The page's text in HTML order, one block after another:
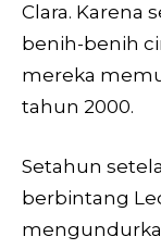
Clara. Karena
benih-benih
mereka
tahun 2000.
Setahun
berbintang